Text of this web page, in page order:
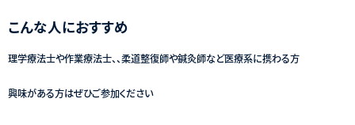
こんな人におすすめ
理学療法士や作業療法士、、柔道整復師や鍼灸師など医療系に携わる方
興味がある方はぜひご参加ください